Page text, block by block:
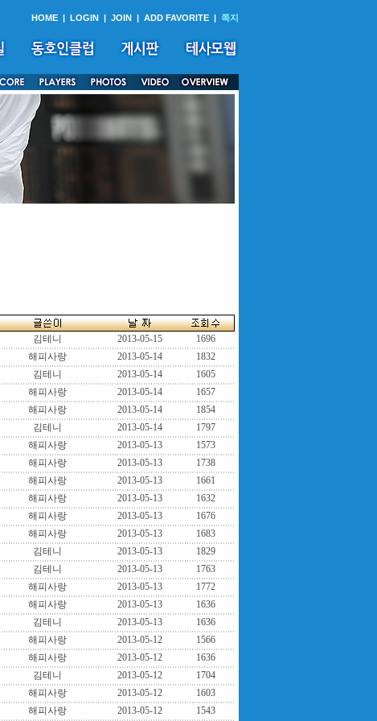
HOME | LOGIN | JOIN | ADD FAVORITE | 쪽지
김테니 2013-05-15
1696
해피사랑 2013-05-14
1832
김테니 2013-05-14
1605
해피사랑 2013-05-14
1657
해피사랑 2013-05-14
1854
김테니 2013-05-14
1797
해피사랑 2013-05-13
1573
해피사랑 2013-05-13
1738
해피사랑 2013-05-13
1661
해피사랑 2013-05-13
1632
해피사랑 2013-05-13
1676
해피사랑 2013-05-13
1683
김테니 2013-05-13
1829
김테니 2013-05-13
1763
해피사랑 2013-05-13
1772
해피사랑 2013-05-13
1636
김테니 2013-05-13
1636
해피사랑 2013-05-12
1566
해피사랑 2013-05-12
1636
김테니 2013-05-12
1704
해피사랑 2013-05-12
1603
해피사랑 2013-05-12 1543